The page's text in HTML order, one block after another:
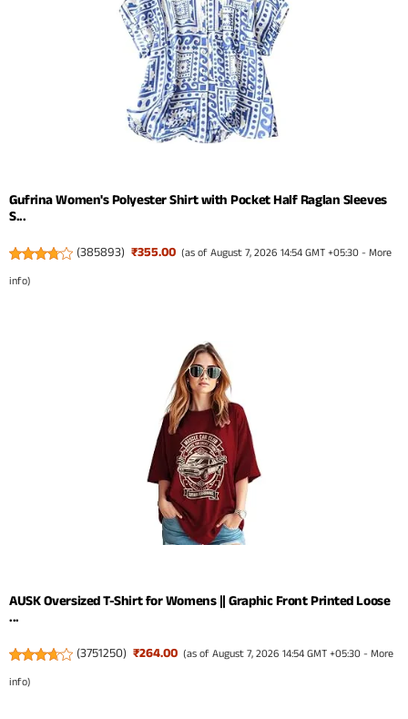
Gufrina Women's Polyester Shirt with Pocket Half Raglan Sleeves
S...
(385893) ₹355.00 (as of August 7, 2026 14:54 GMT +05:30 -More
info)
AUSK Oversized T-Shirt for Womens || Graphic Front Printed Loose
...
(3751250) ₹264.00 (as of August 7, 2026 14:54 GMT +05:30 -More
info)